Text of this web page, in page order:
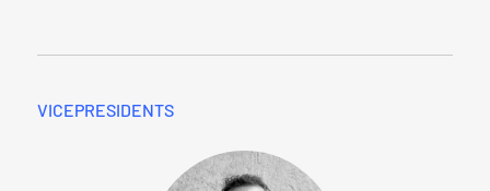
VICEPRESIDENTS